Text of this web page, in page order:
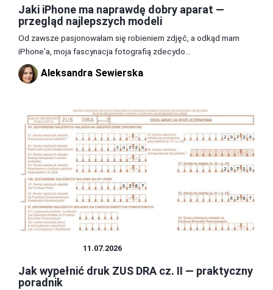
Jaki iPhone ma naprawdę dobry aparat —
przegląd najlepszych modeli
Od zawsze pasjonowałam się robieniem zdjęć, a odkąd mam
iPhone'a, moja fascynacja fotografią zdecydo...
Aleksandra Sewierska
11.07.2026
Jak wypełnić druk ZUS DRA cz. II — praktyczny
poradnik